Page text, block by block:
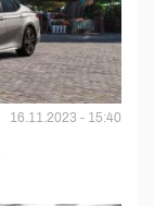
16.11.2023 - 15:40